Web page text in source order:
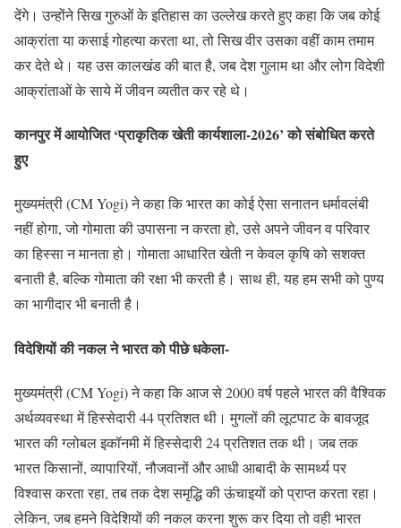
देंगे। उन्होंने सिख गुरुओं के इतिहास का उल्लेख करते हुए कहा कि जब कोई
आक्रांता या कसाई गोहत्या करता था, तो सिख वीर उसका वहीं काम तमाम
कर देते थे। यह उस कालखंड की बात है, जब देश गुलाम था और लोग विदेशी
आक्रांताओं के साये में जीवन व्यतीत कर रहे थे।
कानपुर में आयोजित ‘प्राकृतिक खेती कार्यशाला-2026’ को संबोधित करते
हुए
मुख्यमंत्री (CM Yogi) ने कहा कि भारत का कोई ऐसा सनातन धर्मावलंबी
नहीं होगा, जो गोमाता की उपासना न करता हो, उसे अपने जीवन व परिवार
का हिस्सा न मानता हो। गोमाता आधारित खेती न केवल कृषि को सशक्त
बनाती है, बल्कि गोमाता की रक्षा भी करती है। साथ ही, यह हम सभी को पुण्य
का भागीदार भी बनाती है।
विदेशियों की नकल ने भारत को पीछे धकेला-
मुख्यमंत्री (CM Yogi) ने कहा कि आज से 2000 वर्ष पहले भारत की वैश्विक
अर्थव्यवस्था में हिस्सेदारी 44 प्रतिशत थी। मुगलों की लूटपाट के बावजूद
भारत की ग्लोबल इकॉनमी में हिस्सेदारी 24 प्रतिशत तक थी। जब तक
भारत किसानों, व्यापारियों, नौजवानों और आधी आबादी के सामर्थ्य पर
विश्वास करता रहा, तब तक देश समृद्धि की ऊंचाइयों को प्राप्त करता रहा।
लेकिन, जब हमने विदेशियों की नकल करना शुरू कर दिया तो वही भारत